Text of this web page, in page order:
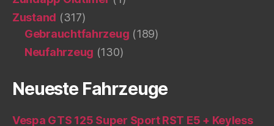
Zustand (317)
Gebrauchtfahrzeug (189)
Neufahrzeug (130)
Neueste Fahrzeuge
Vespa GTS 125 Super Sport RST E5 + Keyless